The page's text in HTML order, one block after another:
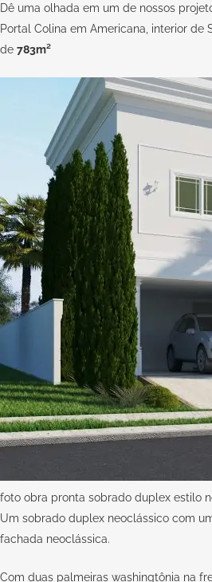
Dê uma olhada em um de nossos
Portal Colina em Americana, interior de
de 783m²
foto obra pronta sobrado duplex estilo
Um sobrado duplex neoclássico com
fachada neoclássica.
Com duas palmeiras washingtônia na